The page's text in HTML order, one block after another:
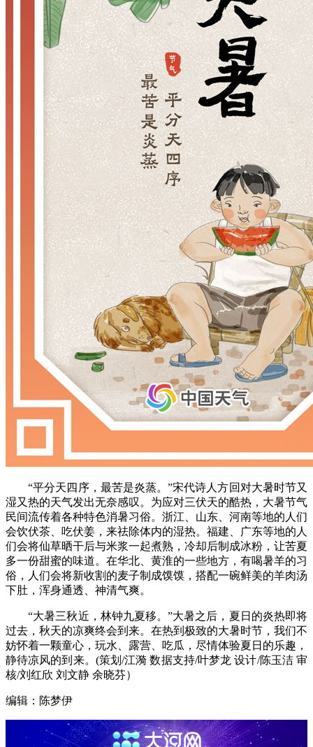
“平分天四序，最苦是炎蒸。”宋代诗人方回对大暑时节又
湿又热的天气发出无奈感叹。为应对三伏天的酷热，大暑节气
民间流传着各种特色消暑习俗。浙江、山东、河南等地的人们
会饮伏茶、吃伏姜，来祛除体内的湿热。福建、广东等地的人
们会将仙草晒干后与米浆一起煮熟，冷却后制成冰粉，让苦夏
多一份甜蜜的味道。在华北、黄淮的一些地方，有喝暑羊的习
俗，人们会将新收割的麦子制成馍馍，搭配一碗鲜美的羊肉汤
下肚，浑身通透、神清气爽。
“大暑三秋近，林钟九夏移。”大暑之后，夏日的炎热即将
过去，秋天的凉爽终会到来。在热到极致的大暑时节，我们不
妨怀着一颗童心，玩水、露营、吃瓜，尽情体验夏日的乐趣，
静待凉风的到来。(策划/江漪 数据支持/叶梦龙 设计/陈玉洁 审
核/刘红欣 刘文静 余晓芬）
编辑：陈梦伊